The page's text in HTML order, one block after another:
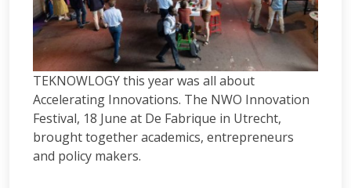
TEKNOWLOGY this year was all about
Accelerating Innovations. The NWO Innovation
Festival, 18 June at De Fabrique in Utrecht,
brought together academics, entrepreneurs
and policy makers.